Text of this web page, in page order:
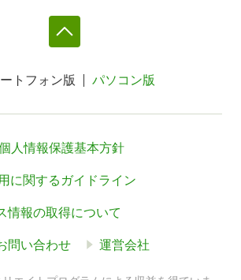
トフォン版 パソコン版
人情報保護基本方針
に関するガイドライン
情報の取得について
問い合わせ 運営会社